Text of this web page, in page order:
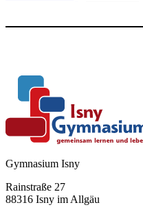
Gymnasium Isny
Rainstraße 27
88316 Isny im Allgäu